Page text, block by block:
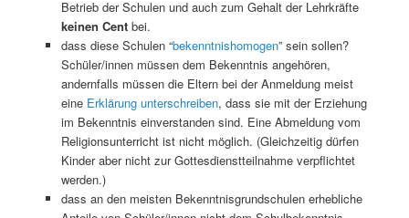
Betrieb der Schulen und auch zum Gehalt der Lehrkräfte
keinen Centbei.
dass diese Schulen “bekenntnishomogen” sein sollen?
Schüler/innen müssen dem Bekenntnis angehören,
andernfalls müssen die Eltern bei der Anmeldung meist
eine Erklärung unterschreiben, dass sie mit der Erziehung
im Bekenntnis einverstanden sind. Eine Abmeldung vom
Religionsunterricht ist nicht möglich. (Gleichzeitig dürfen
Kinder aber nicht zur Gottesdienstteilnahme verpflichtet
werden.)
dass an den meisten Bekenntnisgrundschulen erhebliche